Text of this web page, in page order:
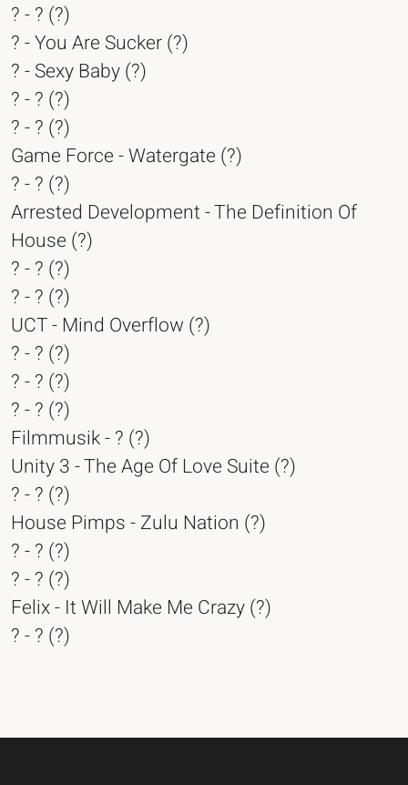
? - ? (?)
? - You Are Sucker (?)
? - Sexy Baby (?)
? - ? (?)
? - ? (?)
Game Force - Watergate (?)
? - ? (?)
Arrested Development - The Definition Of
House (?)
? - ? (?)
? - ? (?)
UCT - Mind Overflow (?)
? - ? (?)
? - ? (?)
? - ? (?)
Filmmusik - ? (?)
Unity 3 - The Age Of Love Suite (?)
? - ? (?)
House Pimps - Zulu Nation (?)
? - ? (?)
? - ? (?)
Felix - It Will Make Me Crazy (?)
? - ? (?)